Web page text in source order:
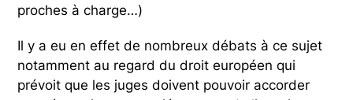
proches à charge…)
Il y a eu en effet de nombreux débats à ce sujet
notamment au regard du droit européen qui
prévoit que les juges doivent pouvoir accorder